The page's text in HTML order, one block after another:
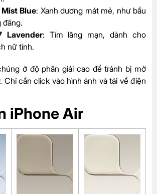
Mist Blue: Xanh dương mát mẻ, như bầu
đãng.
Lavender: Tím lãng mạn, dành cho
nữ tính.
ở độ phân giải cao để tránh bị mờ
Chỉ cần click vào hình ảnh và tải về điện
iPhone Air